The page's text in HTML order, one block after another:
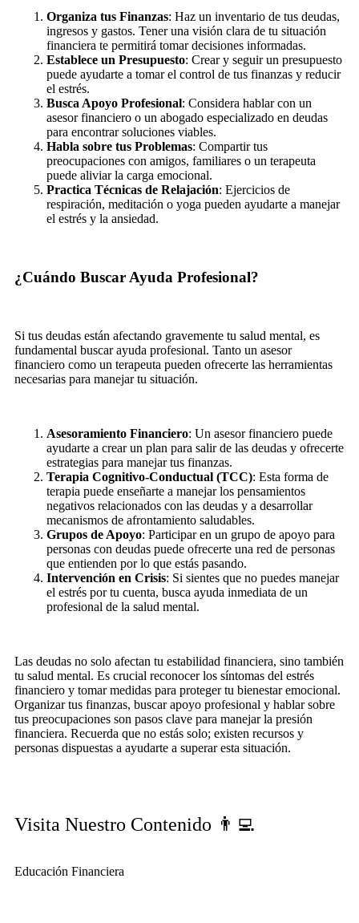
Organiza tus Finanzas: Haz un inventario de tus deudas,
ingresos y gastos. Tener una visión clara de tu situación
financiera te permitirá tomar decisiones informadas.
Establece un Presupuesto: Crear y seguir un presupuesto
puede ayudarte a tomar el control de tus finanzas y reducir
el estrés.
Busca Apoyo Profesional: Considera hablar con un
asesor financiero o un abogado especializado en deudas
para encontrar soluciones viables.
Habla sobre tus Problemas: Compartir tus
preocupaciones con amigos, familiares o un terapeuta
puede aliviar la carga emocional.
Practica Técnicas de Relajación: Ejercicios de
respiración, meditación o yoga pueden ayudarte a manejar
el estrés y la ansiedad.
¿Cuándo Buscar Ayuda Profesional?
Si tus deudas están afectando gravemente tu salud mental, es
fundamental buscar ayuda profesional. Tanto un asesor
financiero como un terapeuta pueden ofrecerte las herramientas
necesarias para manejar tu situación.
Asesoramiento Financiero: Un asesor financiero puede
ayudarte a crear un plan para salir de las deudas y ofrecerte
estrategias para manejar tus finanzas.
Terapia Cognitivo-Conductual (TCC): Esta forma de
terapia puede enseñarte a manejar los pensamientos
negativos relacionados con las deudas y a desarrollar
mecanismos de afrontamiento saludables.
Grupos de Apoyo: Participar en un grupo de apoyo para
personas con deudas puede ofrecerte una red de personas
que entienden por lo que estás pasando.
Intervención en Crisis: Si sientes que no puedes manejar
el estrés por tu cuenta, busca ayuda inmediata de un
profesional de la salud mental.
Las deudas no solo afectan tu estabilidad financiera, sino también
tu salud mental. Es crucial reconocer los síntomas del estrés
financiero y tomar medidas para proteger tu bienestar emocional.
Organizar tus finanzas, buscar apoyo profesional y hablar sobre
tus preocupaciones son pasos clave para manejar la presión
financiera. Recuerda que no estás solo; existen recursos y
personas dispuestas a ayudarte a superar esta situación.
Visita Nuestro Contenido 👨‍💻
Educación Financiera